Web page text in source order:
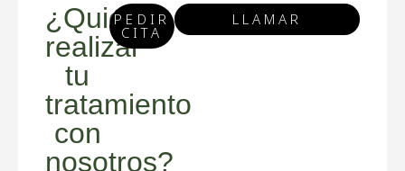
¿Quieres
realizar
tu
tratamiento
con
nosotros?
PEDIR
CITA
LLAMAR